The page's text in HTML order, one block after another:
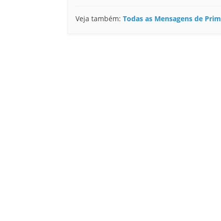
Veja também: Todas as Mensagens de